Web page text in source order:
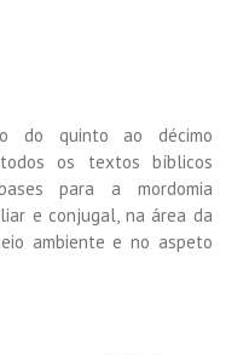
do quinto ao décimo
os textos bíblicos
para a mordomia
e conjugal, na área da
ambiente e no aspeto